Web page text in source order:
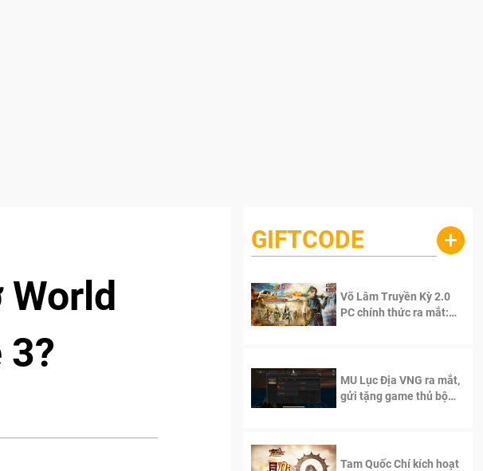
3?
GIFTCODE +
Võ Lâm Truyền Kỳ 2.0
PC chính thức ra mắt:
MU Lục Địa VNG ra mắt,
gửi tặng game thủ bộ
Tam Quốc Chí kích hoạt